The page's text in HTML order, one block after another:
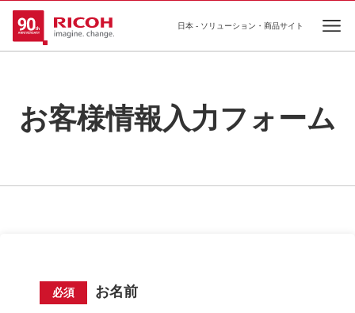
日本 - ソリューション・商品サイト
お客様情報入力フォーム
必須 お名前